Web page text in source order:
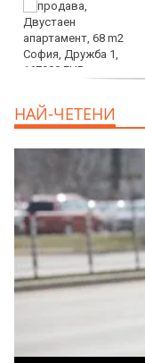
НАЙ-ЧЕТЕНИ